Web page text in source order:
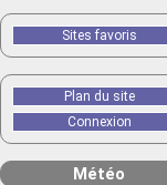
Sites favoris
Plan du site
Connexion
Météo